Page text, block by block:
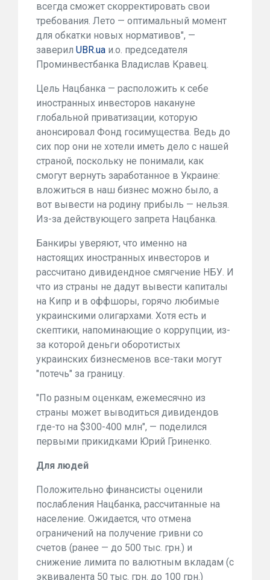
всегда сможет скорректировать свои
требования. Лето — оптимальный момент
для обкатки новых нормативов", —
заверил UBR.ua и.о. председателя
Проминвестбанка Владислав Кравец.
Цель Нацбанка — расположить к себе
иностранных инвесторов накануне
глобальной приватизации, которую
анонсировал Фонд госимущества. Ведь до
сих пор они не хотели иметь дело с нашей
страной, поскольку не понимали, как
смогут вернуть заработанное в Украине:
вложиться в наш бизнес можно было, а
вот вывести на родину прибыль — нельзя.
Из-за действующего запрета Нацбанка.
Банкиры уверяют, что именно на
настоящих иностранных инвесторов и
рассчитано дивидендное смягчение НБУ. И
что из страны не дадут вывести капиталы
на Кипр и в оффшоры, горячо любимые
украинскими олигархами. Хотя есть и
скептики, напоминающие о коррупции, из-
за которой деньги оборотистых
украинских бизнесменов все-таки могут
"потечь" за границу.
"По разным оценкам, ежемесячно из
страны может выводиться дивидендов
где-то на $300-400 млн", — поделился
первыми прикидками Юрий Гриненко.
Для людей
Положительно финансисты оценили
послабления Нацбанка, рассчитанные на
население. Ожидается, что отмена
ограничений на получение гривни со
счетов (ранее — до 500 тыс. грн.) и
снижение лимита по валютным вкладам (с
эквивалента 50 тыс. грн. до 100 грн.)